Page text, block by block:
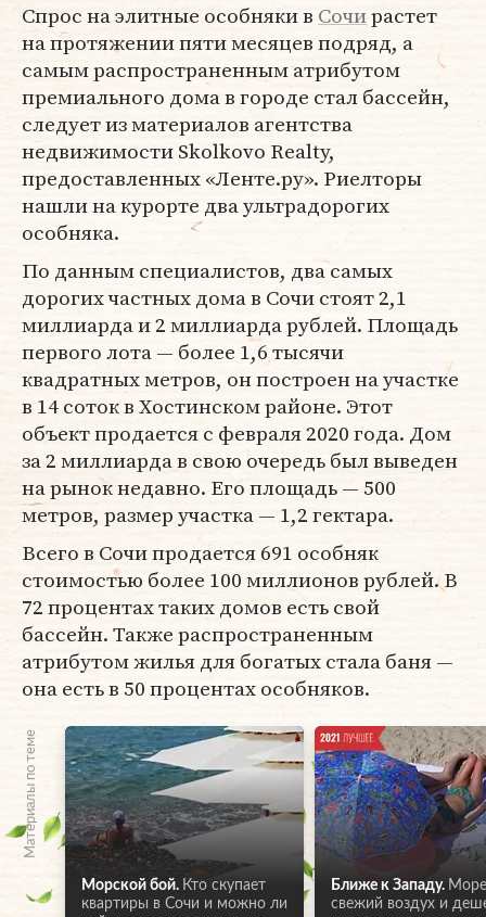
Спрос на элитные особняки в Сочирастет
на протяжении пяти месяцев подряд, а
самым распространенным атрибутом
премиального дома в городе стал бассейн,
следует из материалов агентства
недвижимости Skolkovo Realty,
предоставленных «Ленте.ру». Риелторы
нашли на курорте два ультрадорогих
особняка.
По данным специалистов, два самых
дорогих частных дома в Сочи стоят 2,1
миллиарда и 2 миллиарда рублей. Площадь
первого лота — более 1,6 тысячи
квадратных метров, он построен на участке
в 14 соток в Хостинском районе. Этот
объект продается с февраля 2020 года. Дом
за 2 миллиарда в свою очередь был выведен
на рынок недавно. Его площадь — 500
метров, размер участка — 1,2 гектара.
Всего в Сочи продается 691 особняк
стоимостью более 100 миллионов рублей. В
72 процентах таких домов есть свой
бассейн. Также распространенным
атрибутом жилья для богатых стала баня —
она есть в 50 процентах особняков.
Материалы по теме
Морской бой. Кто скупает
квартиры в Сочи и можно ли
Ближе к Западу.
свежий воздух и